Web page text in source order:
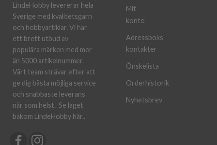
LindeHobby levererar hela
Sverige med kvalitetsgarn
och hobbyartiklar. Vi har
ett brett utbud av
populära märken med mer
än 5000 artikelnummer.
Vårt team strävar efter att
ge dig bästa möjliga service
och snabbaste leverans
när som helst. Se laget
bakom LindeHobby här..
Mit
konto
Adressboks
kontakter
Önskelista
Orderhistorik
Nyhetsbrev